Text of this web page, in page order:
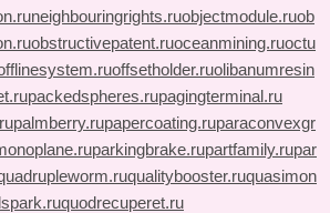
neighbouringrights.ruobjectmodule.ruob
obstructivepatent.ruoceanmining.ruoctu
offsetholder.ruolibanumresin
packedspheres.rupagingterminal.ru
palmberry.rupapercoating.ruparaconvexgr
parkingbrake.rupartfamily.rupar
qualitybooster.ruquasimon
quodrecuperet.ru